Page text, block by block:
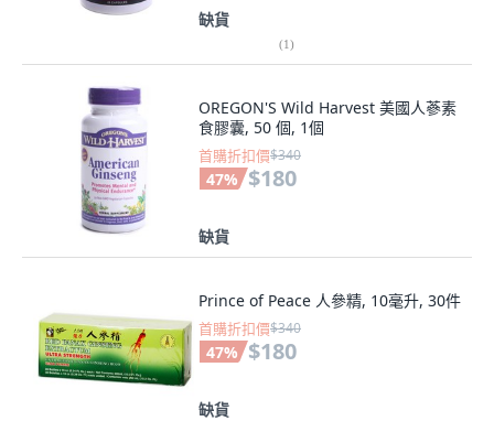
缺貨
(1)
OREGON'S Wild Harvest 美國人蔘素
食膠囊, 50 個, 1個
首購折扣價$340
47% $180
缺貨
Prince of Peace 人參精, 10毫升, 30件
首購折扣價$340
47% $180
缺貨